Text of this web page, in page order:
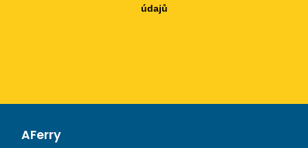
údajů
AFerry